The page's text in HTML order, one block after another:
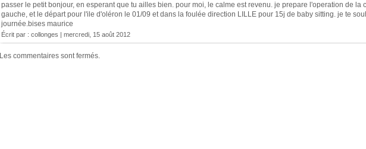
passer le petit bonjour, en esperant que tu ailles bien. pour moi, le calme est revenu. je prepare l'operation de la
gauche, et le départ pour l'ile d'oléron le 01/09 et dans la foulée direction LILLE pour 15j de baby sitting. je te
journée.bises maurice
Écrit par : collonges | mercredi, 15 août 2012
Les commentaires sont fermés.